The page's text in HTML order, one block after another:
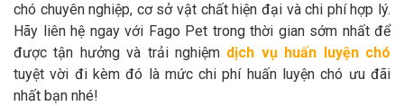
chó chuyên nghiệp, cơ sở vật chất hiện đại và chi phí hợp lý.
Hãy liên hệ ngay với Fago Pet trong thời gian sớm nhất để
được tận hưởng và trải nghiệm dịch vụ huấn luyện chó
tuyệt vời đi kèm đó là mức chi phí huấn luyện chó ưu đãi
nhất bạn nhé!